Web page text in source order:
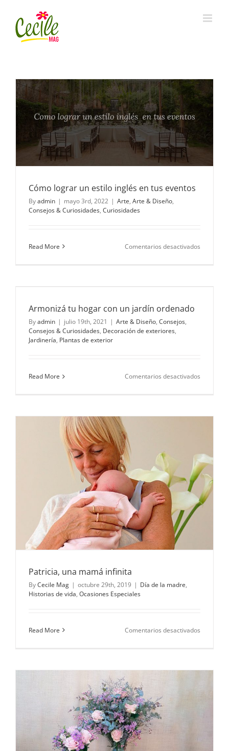
content
Cómo lograr un estilo inglés en tus eventos
Byadmin | mayo 3rd, 2022 | Arte, Arte & Diseño,
Consejos & Curiosidades, Curiosidades
Read More Comentarios desactivados
Armonizá tu hogar con un jardín ordenado
Byadmin | julio 19th, 2021 | Arte & Diseño, Consejos,
Consejos & Curiosidades, Decoración de exteriores,
Jardinería, Plantas de exterior
Read More Comentarios desactivados
Patricia, una mamá infinita
ByCecile Mag | octubre 29th, 2019 | Día de la madre,
Historias de vida, Ocasiones Especiales
Read More Comentarios desactivados